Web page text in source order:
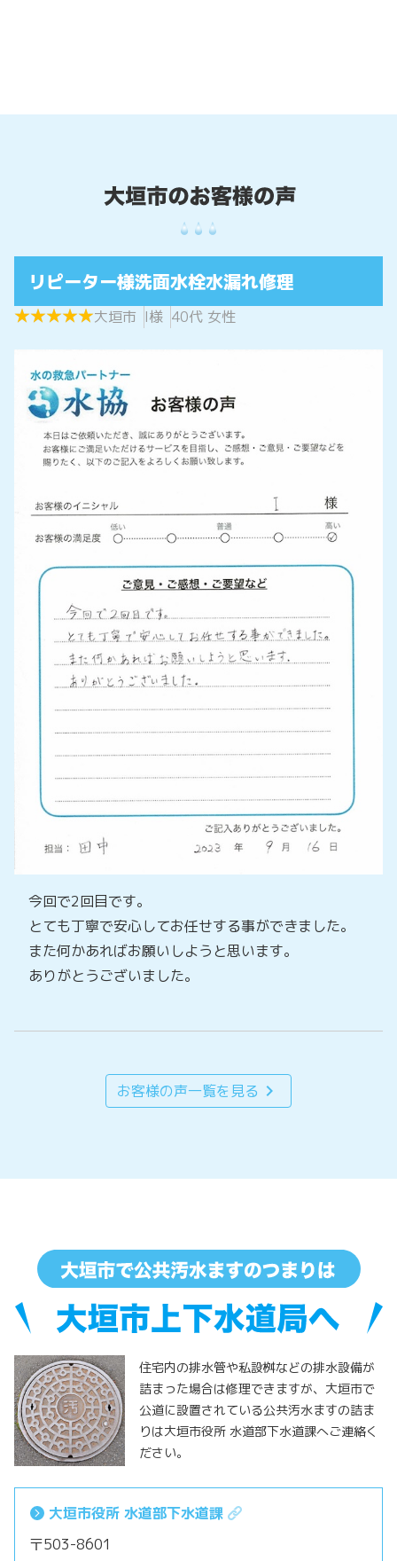
リピーター様洗面水栓水漏れ修理
★★★★★
★★★★★大垣市 I様 40代 女性
今回で2回目です。
とても丁寧で安心してお任せする事ができました。
また何かあればお願いしようと思います。
ありがとうございました。
お客様の声一覧を見る chevron_right
住宅内の排水管や私設桝などの排水設備が
詰まった場合は修理できますが、大垣市で
公道に設置されている公共汚水ますの詰ま
りは大垣市役所 水道部下水道課へご連絡く
ださい。
大垣市役所 水道部下水道課
〒503-8601